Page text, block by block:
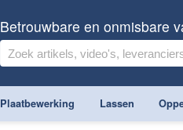
Betrouwbare en onmisbare
Plaatbewerking Lassen